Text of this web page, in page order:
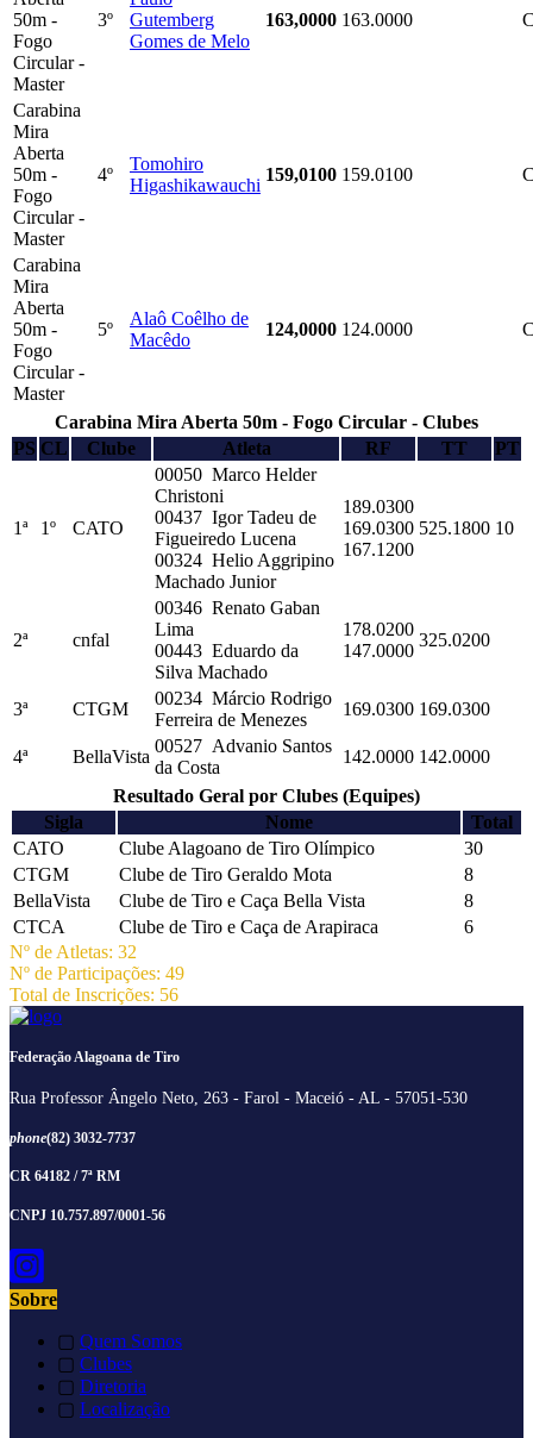
50m -
Fogo
Circular -
Master
3º
Gutemberg
Gomes de Melo
163,0000 163.0000
Carabina
Mira
Aberta
50m -
Fogo
Circular -
Master
4º
Tomohiro
Higashikawauchi
159,0100 159.0100
Carabina
Mira
Aberta
50m -
Fogo
Circular -
Master
5º
Alaô Coêlho de
Macêdo
124,0000 124.0000
Carabina Mira Aberta 50m - Fogo Circular - Clubes
PS CL Clube Atleta RF TT PT
1ª 1º CATO
00050 Marco Helder
Christoni
00437 Igor Tadeu de
Figueiredo Lucena
00324 Helio Aggripino
Machado Junior
189.0300
169.0300
167.1200
525.1800 10
2ª cnfal
00346 Renato Gaban
Lima
00443 Eduardo da
Silva Machado
178.0200
147.0000
325.0200
3ª CTGM
00234 Márcio Rodrigo
Ferreira de Menezes
169.0300 169.0300
4ª BellaVista
00527 Advanio Santos
da Costa
142.0000 142.0000
Resultado Geral por Clubes (Equipes)
Sigla
Nome
Total
CATO
Clube Alagoano de Tiro Olímpico
30
CTGM
Clube de Tiro Geraldo Mota
8
BellaVista
Clube de Tiro e Caça Bella Vista
8
CTCA
Clube de Tiro e Caça de Arapiraca
6
Nº de Atletas: 32
Nº de Participações: 49
Total de Inscrições: 56
Federação Alagoana de Tiro
Rua Professor Ângelo Neto, 263 - Farol - Maceió - AL - 57051-530
phone(82) 3032-7737
CR 64182 / 7ª RM
CNPJ 10.757.897/0001-56
Sobre
▢ Quem Somos
▢ Clubes
▢ Diretoria
▢ Localização